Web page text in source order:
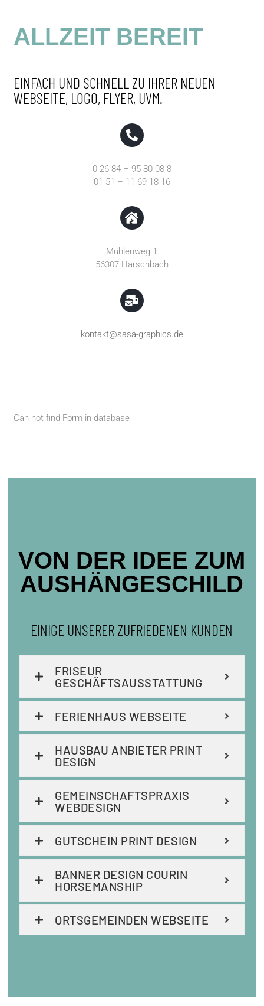
ALLZEIT BEREIT
EINFACH UND SCHNELL ZU IHRER NEUEN
WEBSEITE, LOGO, FLYER, UVM.
0 26 84 – 95 80 08-8
01 51 – 11 69 18 16
Mühlenweg 1
56307 Harschbach
kontakt@sasa-graphics.de
Can not find Form in database
VON DER IDEE ZUM
AUSHÄNGESCHILD
EINIGE UNSERER ZUFRIEDENEN KUNDEN
FRISEUR
GESCHÄFTSAUSSTATTUNG
FERIENHAUS WEBSEITE
HAUSBAU ANBIETER PRINT
DESIGN
GEMEINSCHAFTSPRAXIS
WEBDESIGN
GUTSCHEIN PRINT DESIGN
BANNER DESIGN COURIN
HORSEMANSHIP
ORTSGEMEINDEN WEBSEITE